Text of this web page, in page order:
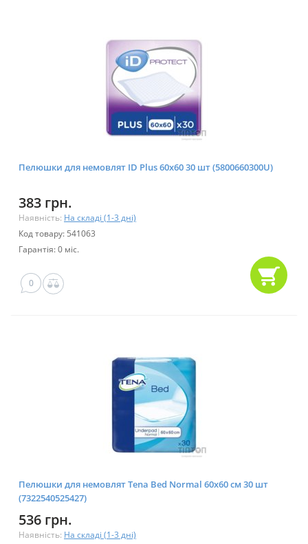
Пелюшки для немовлят ID Plus 60x60 30 шт (5800660300U)
383 грн.
Наявність: На складі (1-3 дні)
Код товару: 541063
Гарантія: 0 міс.
0
Пелюшки для немовлят Tena Bed Normal 60х60 см 30 шт
(7322540525427)
536 грн.
Наявність: На складі (1-3 дні)